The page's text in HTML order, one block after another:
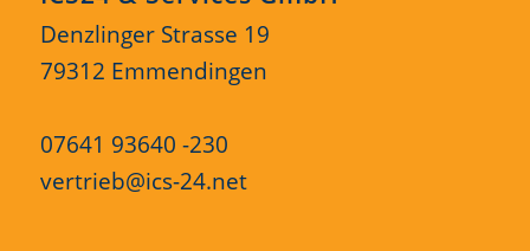
Denzlinger Strasse 19
79312 Emmendingen
07641 93640 -230
vertrieb@ics-24.net